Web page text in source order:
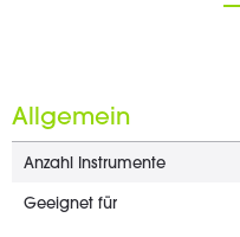
Allgemein
Anzahl Instrumente
Geeignet für